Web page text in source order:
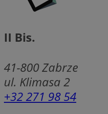
II Bis.
41-800Zabrze
ul. Klimasa 2
+32 271 98 54